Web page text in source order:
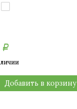
WHITE
(белый)
Р
Добавить в корзину